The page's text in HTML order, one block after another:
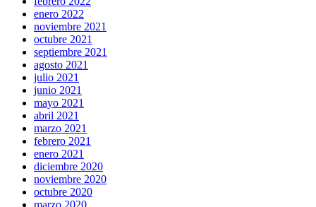
enero 2022
noviembre 2021
octubre 2021
septiembre 2021
agosto 2021
julio 2021
junio 2021
mayo 2021
abril 2021
marzo 2021
febrero 2021
enero 2021
diciembre 2020
noviembre 2020
octubre 2020